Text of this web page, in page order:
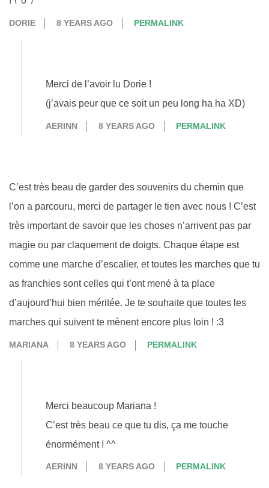
DORIE 8 YEARS AGO PERMALINK
Merci de l’avoir lu Dorie !
(j’avais peur que ce soit un peu long ha ha XD)
AERINN 8 YEARS AGO PERMALINK
C’est très beau de garder des souvenirs du chemin que
l’on a parcouru, merci de partager le tien avec nous ! C’est
très important de savoir que les choses n’arrivent pas par
magie ou par claquement de doigts. Chaque étape est
comme une marche d’escalier, et toutes les marches que tu
as franchies sont celles qui t’ont mené à ta place
d’aujourd’hui bien méritée. Je te souhaite que toutes les
marches qui suivent te mènent encore plus loin ! :3
MARIANA 8 YEARS AGO PERMALINK
Merci beaucoup Mariana !
C’est très beau ce que tu dis, ça me touche
énormément ! ^^
AERINN 8 YEARS AGO PERMALINK